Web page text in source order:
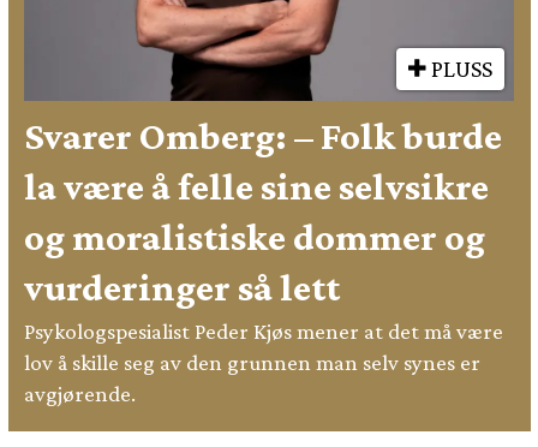
PLUSS
Svarer Omberg: – Folk burde
la være å felle sine selvsikre
og moralistiske dommer og
vurderinger så lett
Psykologspesialist Peder Kjøs mener at det må være
lov å skille seg av den grunnen man selv synes er
avgjørende.